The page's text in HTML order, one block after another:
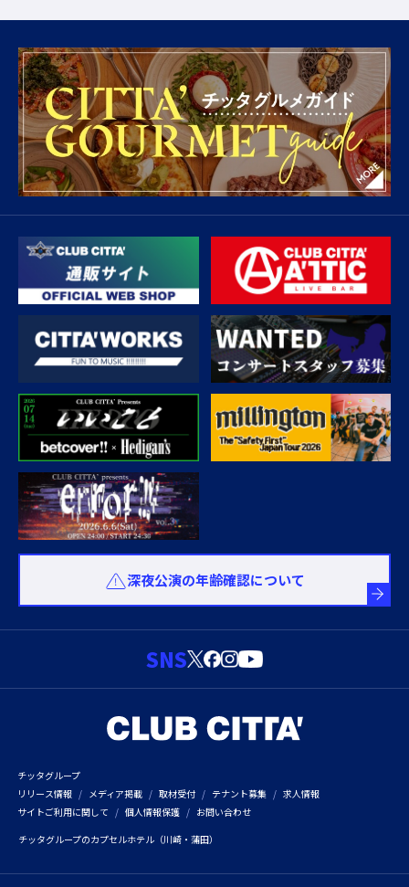
深夜公演の年齢確認について
SNS
チッタグループ
リリース情報
メディア掲載 取材受付 テナント募集
求人情報
サイトご利用に関して
個人情報保護
お問い合わせ
チッタグループのカプセルホテル（川崎・蒲田）